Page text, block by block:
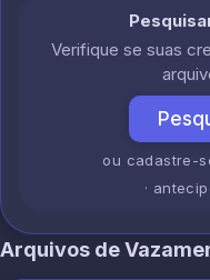
Verifique se suas
ou cadastre-
·
Arquivos de